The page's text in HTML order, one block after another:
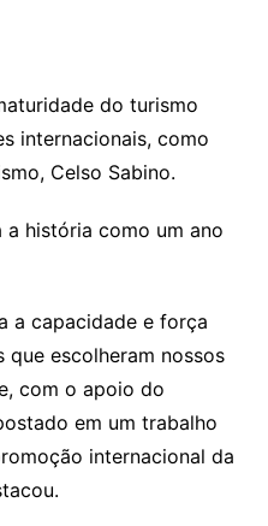
do turismo
internacionais, como
Celso Sabino.
a história como um ano
a capacidade e força
que escolheram nossos
com o apoio do
em um trabalho
internacional da